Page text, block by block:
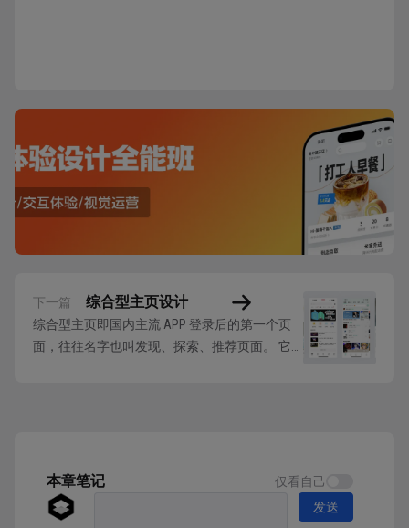
下一篇 综合型主页设计
综合型主页即国内主流 APP 登录后的第一个页
面，往往名字也叫发现、探索、推荐页面。 它
完...本章笔记 仅看自己
发送